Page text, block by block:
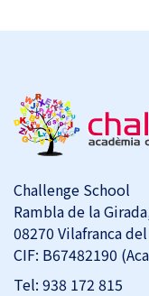
Challenge School
Rambla de la
08270 Vilafranca
CIF: B67482190
Tel: 938 172 815